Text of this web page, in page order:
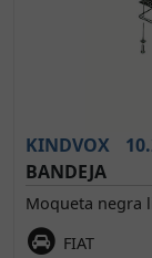
KINDVOX
BANDEJA
Moqueta negra
FIAT